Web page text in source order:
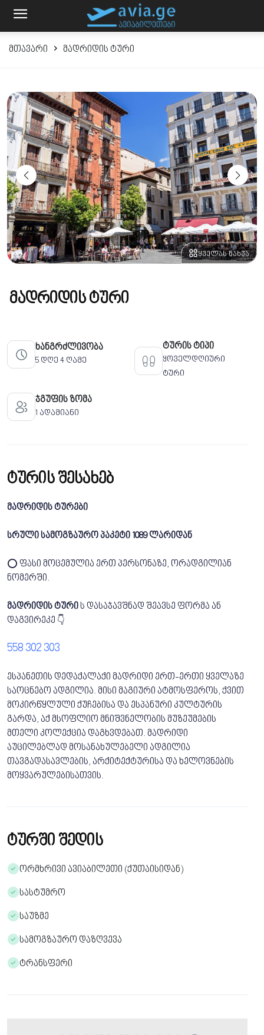
მთავარი მადრიდის ტური
ყველას ნახვა
მადრიდის ტური
ხანგრძლივობა
5 დღე 4 ღამე
ტურის ტიპი
ყოველდღიური
ტური
ჯგუფის ზომა
1 ადამიანი
ტურის შესახებ
მადრიდის ტურები
სრული სამოგზაურო პაკეტი 1089 ლარიდან
⭕ ფასი მოცემულია ერთ პერსონაზე, ორადგილიან
ნომერში.
მადრიდის ტურის დასაჯავშნად შეავსე ფორმა ან
დაგვირეკე 👇
558 302 303
ესპანეთის დედაქალაქი მადრიდი ერთ-ერთი ყველაზე
საოცნებო ადგილია. მისი მაგიური ატმოსფეროს, ქვით
მოკირწყლული ქუჩებისა და ესპანური კულტურის
გარდა, აქ მსოფლიო მნიშვნელობის მუზეუმების
მთელი კოლექცია დაგხვდებათ. მადრიდი
აუცილებლად მოსანახულებელი ადგილია
თავგადასავლების, არქიტექტურისა და ხელოვნების
მოყვარულებისათვის.
ტურში შედის
ორმხრივი ავიაბილეთი (ქუთაისიდან)
სასტუმრო
საუზმე
სამოგზაურო დაზღვევა
ტრანსფერი